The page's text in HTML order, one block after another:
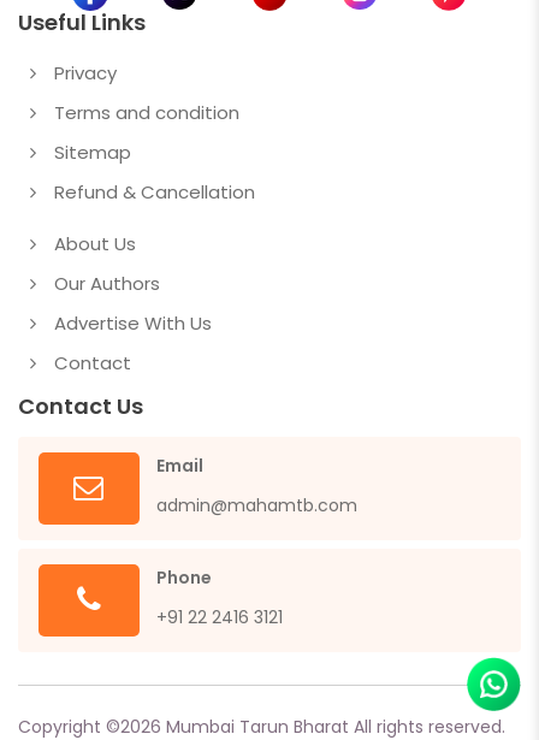
Useful Links
Privacy
Terms and condition
Sitemap
Refund & Cancellation
About Us
Our Authors
Advertise With Us
Contact
Contact Us
Email
admin@mahamtb.com
Phone
+91 22 2416 3121
Copyright ©2026 Mumbai Tarun Bharat All rights reserved.